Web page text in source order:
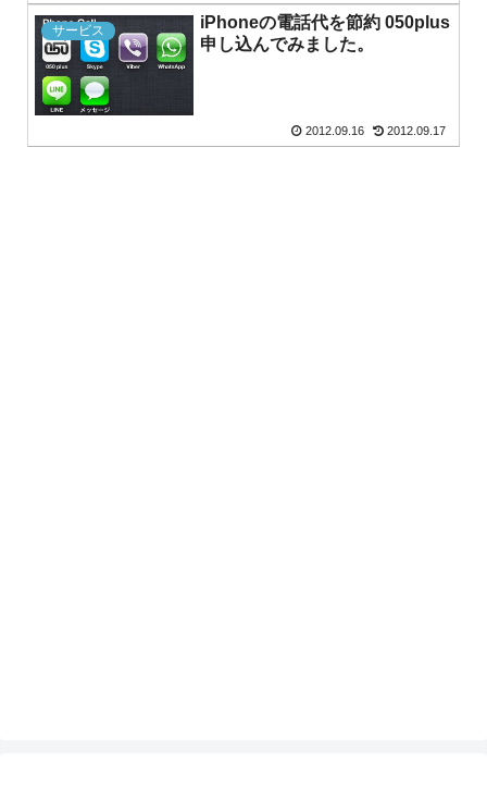
サービス
iPhoneの電話代を節約 050plus
申し込んでみました。
2012.09.16 2012.09.17